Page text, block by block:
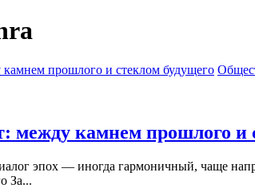
между камнем прошлого и
эпох — иногда гармоничный, чаще
За...